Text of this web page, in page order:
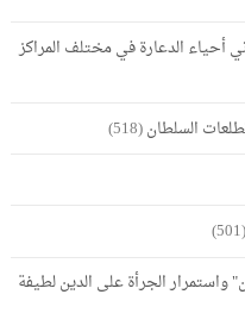
أحياء الدعارة في مختلف المراكز
السلطان(518)
الجرأة على الدين لطيفة